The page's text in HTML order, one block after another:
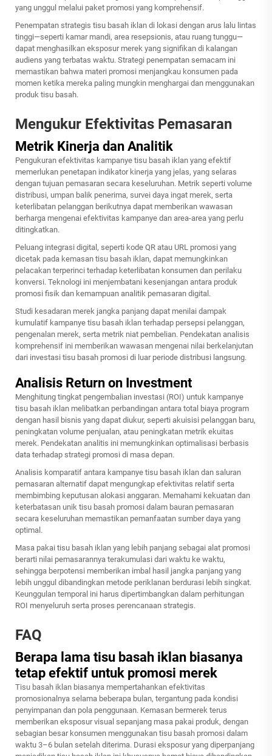
yang unggul melalui paket promosi yang komprehensif.
Penempatan strategis tisu basah iklan di lokasi dengan arus lalu lintas
tinggi—seperti kamar mandi, area resepsionis, atau ruang tunggu—
dapat menghasilkan eksposur merek yang signifikan di kalangan
audiens yang terbatas waktu. Strategi penempatan semacam ini
memastikan bahwa materi promosi menjangkau konsumen pada
momen ketika mereka paling mungkin menghargai dan menggunakan
produk tisu basah.
Mengukur Efektivitas Pemasaran
Metrik Kinerja dan Analitik
Pengukuran efektivitas kampanye tisu basah iklan yang efektif
memerlukan penetapan indikator kinerja yang jelas, yang selaras
dengan tujuan pemasaran secara keseluruhan. Metrik seperti volume
distribusi, umpan balik penerima, survei daya ingat merek, serta
keterlibatan pelanggan berikutnya dapat memberikan wawasan
berharga mengenai efektivitas kampanye dan area-area yang perlu
ditingkatkan.
Peluang integrasi digital, seperti kode QR atau URL promosi yang
dicetak pada kemasan tisu basah iklan, dapat memungkinkan
pelacakan terperinci terhadap keterlibatan konsumen dan perilaku
konversi. Teknologi ini menjembatani kesenjangan antara produk
promosi fisik dan kemampuan analitik pemasaran digital.
Studi kesadaran merek jangka panjang dapat menilai dampak
kumulatif kampanye tisu basah iklan terhadap persepsi pelanggan,
pengenalan merek, serta metrik niat pembelian. Pendekatan analisis
komprehensif ini memberikan wawasan mengenai nilai berkelanjutan
dari investasi tisu basah promosi di luar periode distribusi langsung.
Analisis Return on Investment
Menghitung tingkat pengembalian investasi (ROI) untuk kampanye
tisu basah iklan melibatkan perbandingan antara total biaya program
dengan hasil bisnis yang dapat diukur, seperti akuisisi pelanggan baru,
peningkatan volume penjualan, atau peningkatan metrik ekuitas
merek. Pendekatan analitis ini memungkinkan optimalisasi berbasis
data terhadap strategi promosi di masa depan.
Analisis komparatif antara kampanye tisu basah iklan dan saluran
pemasaran alternatif dapat mengungkap efektivitas relatif serta
membimbing keputusan alokasi anggaran. Memahami kekuatan dan
keterbatasan unik tisu basah promosi dalam bauran pemasaran
secara keseluruhan memastikan pemanfaatan sumber daya yang
optimal.
Masa pakai tisu basah iklan yang lebih panjang sebagai alat promosi
berarti nilai pemasarannya terakumulasi dari waktu ke waktu,
sehingga berpotensi memberikan imbal hasil jangka panjang yang
lebih unggul dibandingkan metode periklanan berdurasi lebih singkat.
Keunggulan temporal ini harus dipertimbangkan dalam perhitungan
ROI menyeluruh serta proses perencanaan strategis.
FAQ
Berapa lama tisu basah iklan biasanya
tetap efektif untuk promosi merek
Tisu basah iklan biasanya mempertahankan efektivitas
promosionalnya selama beberapa bulan, tergantung pada kondisi
penyimpanan dan pola penggunaan. Kemasan bermerek terus
memberikan eksposur visual sepanjang masa pakai produk, dengan
sebagian besar konsumen menggunakan tisu basah promosi dalam
waktu 3–6 bulan setelah diterima. Durasi eksposur yang diperpanjang